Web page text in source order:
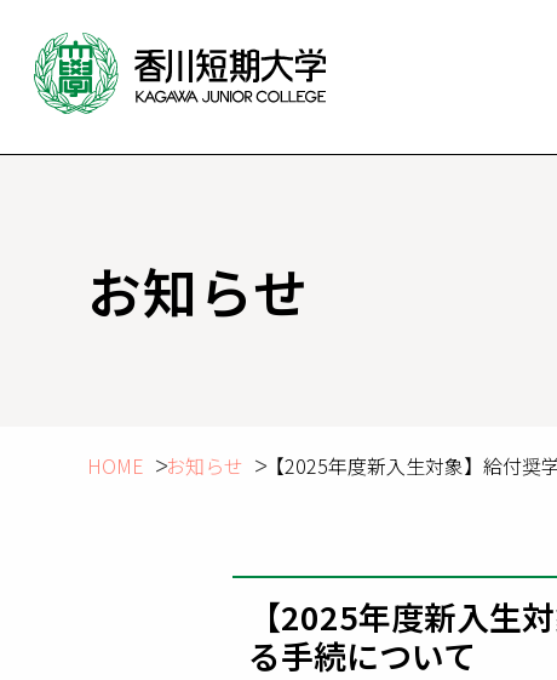
お知らせ
HOME お知らせ 【2025年度新入生対象】給付奨
【2025年度新入生
る手続について